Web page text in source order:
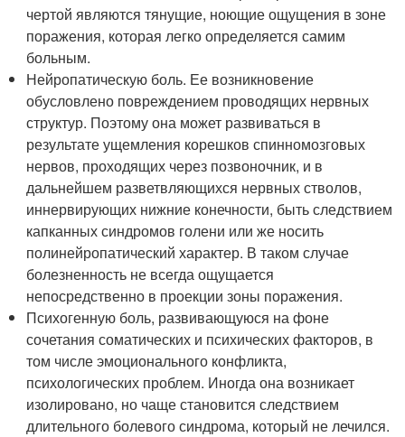
чертой являются тянущие, ноющие ощущения в зоне
поражения, которая легко определяется самим
больным.
Нейропатическую боль. Ее возникновение
обусловлено повреждением проводящих нервных
структур. Поэтому она может развиваться в
результате ущемления корешков спинномозговых
нервов, проходящих через позвоночник, и в
дальнейшем разветвляющихся нервных стволов,
иннервирующих нижние конечности, быть следствием
капканных синдромов голени или же носить
полинейропатический характер. В таком случае
болезненность не всегда ощущается
непосредственно в проекции зоны поражения.
Психогенную боль, развивающуюся на фоне
сочетания соматических и психических факторов, в
том числе эмоционального конфликта,
психологических проблем. Иногда она возникает
изолировано, но чаще становится следствием
длительного болевого синдрома, который не лечился.